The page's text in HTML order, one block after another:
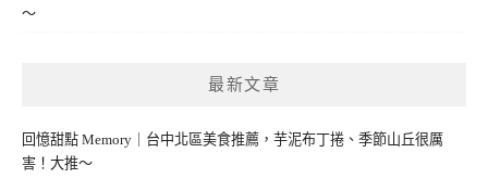
～
最新文章
回憶甜點 Memory｜台中北區美食推薦，芋泥布丁捲、季節山丘很厲
害！大推～